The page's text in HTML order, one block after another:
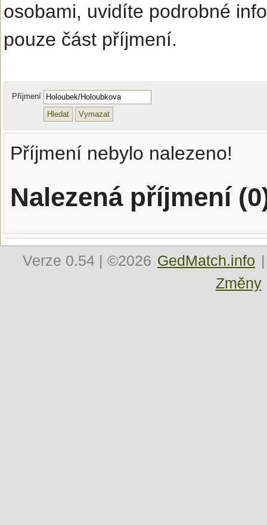
osobami, uvidíte podrobné
pouze část příjmení.
Příjmení
Příjmení nebylo nalezeno!
Nalezená příjmení
Verze 0.54 | ©2026 GedMatch.info
Změny